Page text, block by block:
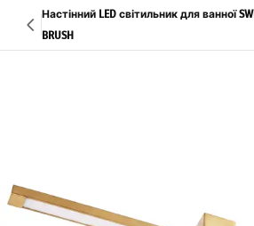
Настінний LED світильник для ванної
BRUSH